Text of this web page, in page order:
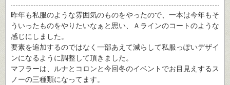
昨年も私服のような雰囲気のものをやったので、一本は今年もそ
ういったものをやりたいなぁと思い、Ａラインのコートのような
感じにしました。
要素を追加するのではなく一部あえて減らして私服っぽいデザイ
ンになるように調整して頂きました。
マフラーは、ルナとコロンと今回冬のイベントでお目見えするス
ノーの三種類になってます。